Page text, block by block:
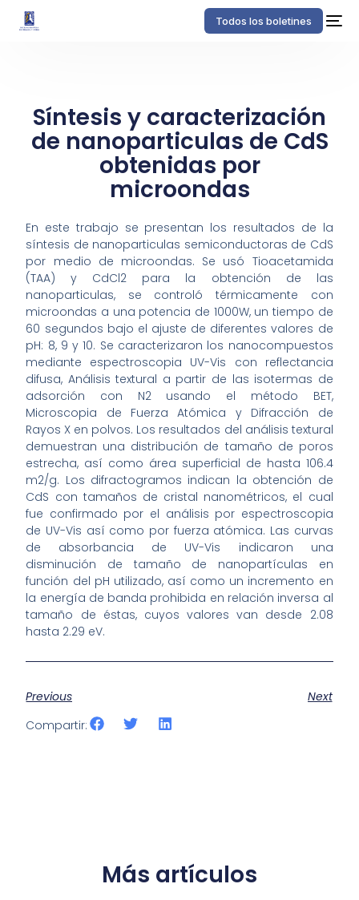
Todos los boletines
Síntesis y caracterización
de nanoparticulas de CdS
obtenidas por
microondas
En este trabajo se presentan los resultados de la
síntesis de nanoparticulas semiconductoras de CdS
por medio de microondas. Se usó Tioacetamida
(TAA) y CdCl2 para la obtención de las
nanoparticulas, se controló térmicamente con
microondas a una potencia de 1000W, un tiempo de
60 segundos bajo el ajuste de diferentes valores de
pH: 8, 9 y 10. Se caracterizaron los nanocompuestos
mediante espectroscopia UV-Vis con reflectancia
difusa, Análisis textural a partir de las isotermas de
adsorción con N2 usando el método BET,
Microscopia de Fuerza Atómica y Difracción de
Rayos X en polvos. Los resultados del análisis textural
demuestran una distribución de tamaño de poros
estrecha, así como área superficial de hasta 106.4
m2/g. Los difractogramos indican la obtención de
CdS con tamaños de cristal nanométricos, el cual
fue confirmado por el análisis por espectroscopia
de UV-Vis así como por fuerza atómica. Las curvas
de absorbancia de UV-Vis indicaron una
disminución de tamaño de nanopartículas en
función del pH utilizado, así como un incremento en
la energía de banda prohibida en relación inversa al
tamaño de éstas, cuyos valores van desde 2.08
hasta 2.29 eV.
Previous
Next
Compartir:
Más artículos